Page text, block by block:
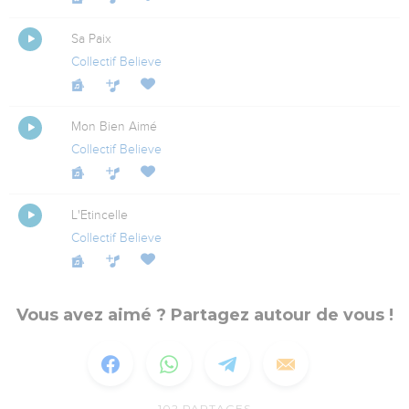
Sa Paix
Collectif Believe
Mon Bien Aimé
Collectif Believe
L'Etincelle
Collectif Believe
Vous avez aimé ? Partagez autour de vous !